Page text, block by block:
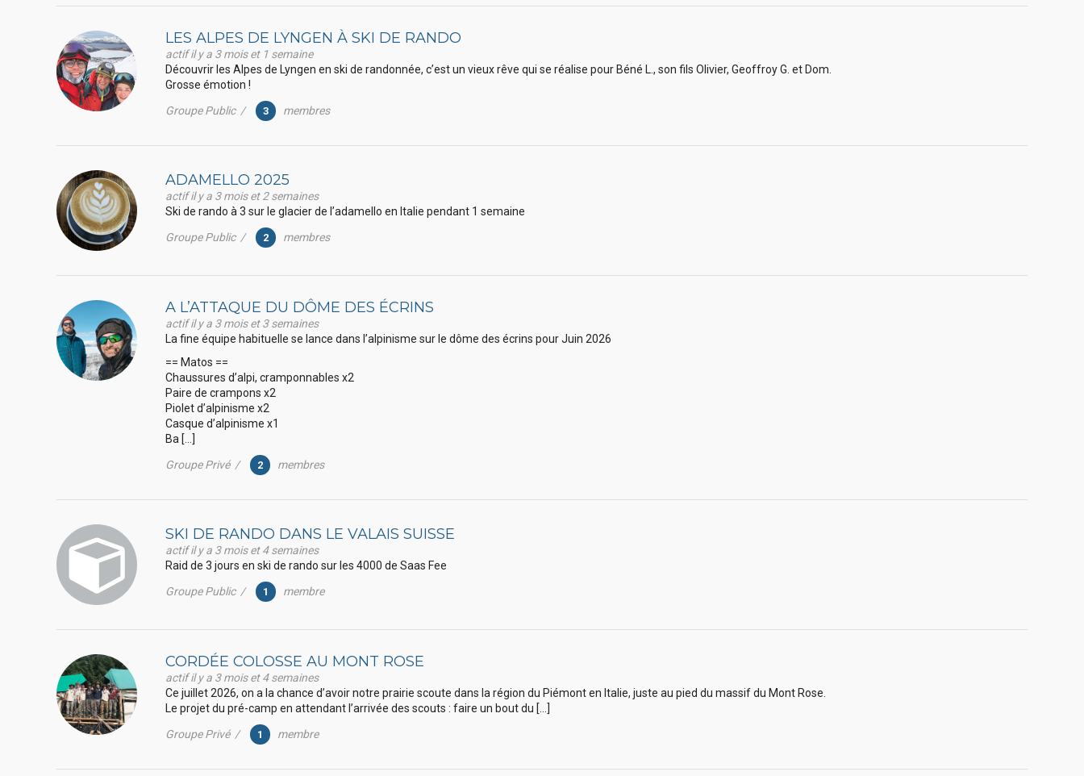
LES ALPES DE LYNGEN À SKI DE RANDO
actif il y a 3 mois et 1 semaine
Découvrir les Alpes de Lyngen en ski de randonnée, c’est un vieux rêve qui se réalise pour Béné L., son fils Olivier, Geoffroy G. et Dom.
Grosse émotion !
Groupe Public /
3 membres
ADAMELLO 2025
actif il y a 3 mois et 2 semaines
Ski de rando à 3 sur le glacier de l’adamello en Italie pendant 1 semaine
Groupe Public /
2 membres
A L’ATTAQUE DU DÔME DES ÉCRINS
actif il y a 3 mois et 3 semaines
La fine équipe habituelle se lance dans l’alpinisme sur le dôme des écrins pour Juin 2026
== Matos ==
Chaussures d’alpi, cramponnables x2
Paire de crampons x2
Piolet d’alpinisme x2
Casque d’alpinisme x1
Ba […]
Groupe Privé /
2 membres
SKI DE RANDO DANS LE VALAIS SUISSE
actif il y a 3 mois et 4 semaines
Raid de 3 jours en ski de rando sur les 4000 de Saas Fee
Groupe Public /
1 membre
CORDÉE COLOSSE AU MONT ROSE
actif il y a 3 mois et 4 semaines
Ce juillet 2026, on a la chance d’avoir notre prairie scoute dans la région du Piémont en Italie, juste au pied du massif du Mont Rose.
Le projet du pré-camp en attendant l’arrivée des scouts : faire un bout du […]
Groupe Privé /
1 membre